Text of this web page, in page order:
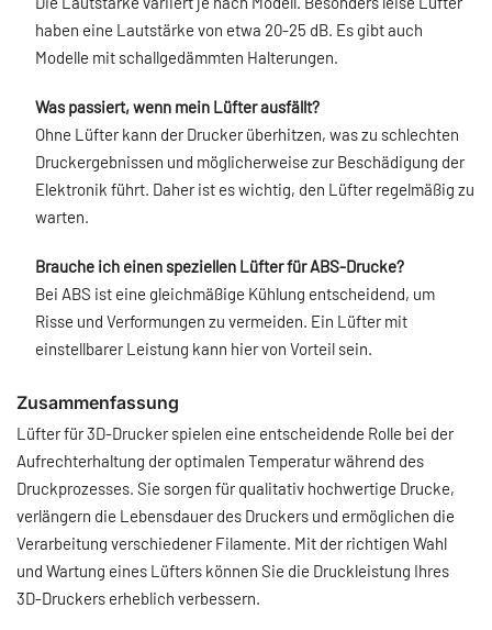
haben eine Lautstärke von etwa 20-25 dB. Es gibt auch
Modelle mit schallgedämmten Halterungen.
Was passiert, wenn mein Lüfter ausfällt?
Ohne Lüfter kann der Drucker überhitzen, was zu schlechten
Druckergebnissen und möglicherweise zur Beschädigung der
Elektronik führt. Daher ist es wichtig, den Lüfter regelmäßig zu
warten.
Brauche ich einen speziellen Lüfter für ABS-Drucke?
Bei ABS ist eine gleichmäßige Kühlung entscheidend, um
Risse und Verformungen zu vermeiden. Ein Lüfter mit
einstellbarer Leistung kann hier von Vorteil sein.
Zusammenfassung
Lüfter für 3D-Drucker spielen eine entscheidende Rolle bei der
Aufrechterhaltung der optimalen Temperatur während des
Druckprozesses. Sie sorgen für qualitativ hochwertige Drucke,
verlängern die Lebensdauer des Druckers und ermöglichen die
Verarbeitung verschiedener Filamente. Mit der richtigen Wahl
und Wartung eines Lüfters können Sie die Druckleistung Ihres
3D-Druckers erheblich verbessern.